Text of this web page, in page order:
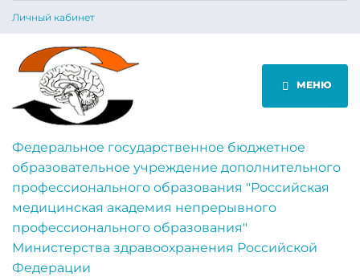
Личный кабинет
МЕНЮ
Федеральное государственное бюджетное
образовательное учреждение дополнительного
профессионального образования "Российская
медицинская академия непрерывного
профессионального образования"
Министерства здравоохранения Российской
Федерации